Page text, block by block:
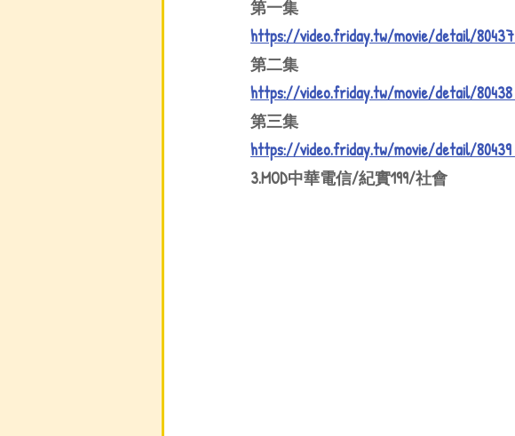
第一集
https://video.friday.tw/movie/detail/80437
第二集
https://video.friday.tw/movie/detail/80438
第三集
https://video.friday.tw/movie/detail/80439
3.MOD中華電信/紀實199/社會